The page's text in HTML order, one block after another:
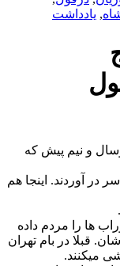
نیم پیش که
اینجا هم
مردم داده
در بام تهران